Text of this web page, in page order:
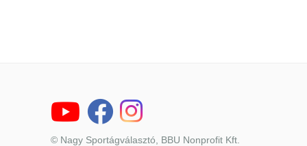
© Nagy Sportágválasztó, BBU Nonprofit Kft.